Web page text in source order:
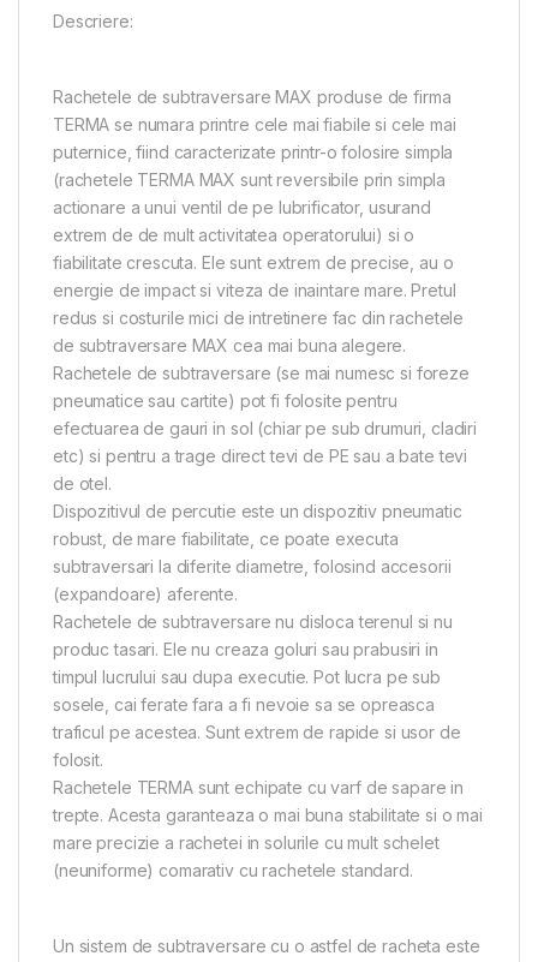
Descriere:
Rachetele de subtraversare MAX produse de firma
TERMA se numara printre cele mai fiabile si cele mai
puternice, fiind caracterizate printr-o folosire simpla
(rachetele TERMA MAX sunt reversibile prin simpla
actionare a unui ventil de pe lubrificator, usurand
extrem de de mult activitatea operatorului) si o
fiabilitate crescuta. Ele sunt extrem de precise, au o
energie de impact si viteza de inaintare mare. Pretul
redus si costurile mici de intretinere fac din rachetele
de subtraversare MAX cea mai buna alegere.
Rachetele de subtraversare (se mai numesc si foreze
pneumatice sau cartite) pot fi folosite pentru
efectuarea de gauri in sol (chiar pe sub drumuri, cladiri
etc) si pentru a trage direct tevi de PE sau a bate tevi
de otel.
Dispozitivul de percutie este un dispozitiv pneumatic
robust, de mare fiabilitate, ce poate executa
subtraversari la diferite diametre, folosind accesorii
(expandoare) aferente.
Rachetele de subtraversare nu disloca terenul si nu
produc tasari. Ele nu creaza goluri sau prabusiri in
timpul lucrului sau dupa executie. Pot lucra pe sub
sosele, cai ferate fara a fi nevoie sa se opreasca
traficul pe acestea. Sunt extrem de rapide si usor de
folosit.
Rachetele TERMA sunt echipate cu varf de sapare in
trepte. Acesta garanteaza o mai buna stabilitate si o mai
mare precizie a rachetei in solurile cu mult schelet
(neuniforme) comarativ cu rachetele standard.
Un sistem de subtraversare cu o astfel de racheta este